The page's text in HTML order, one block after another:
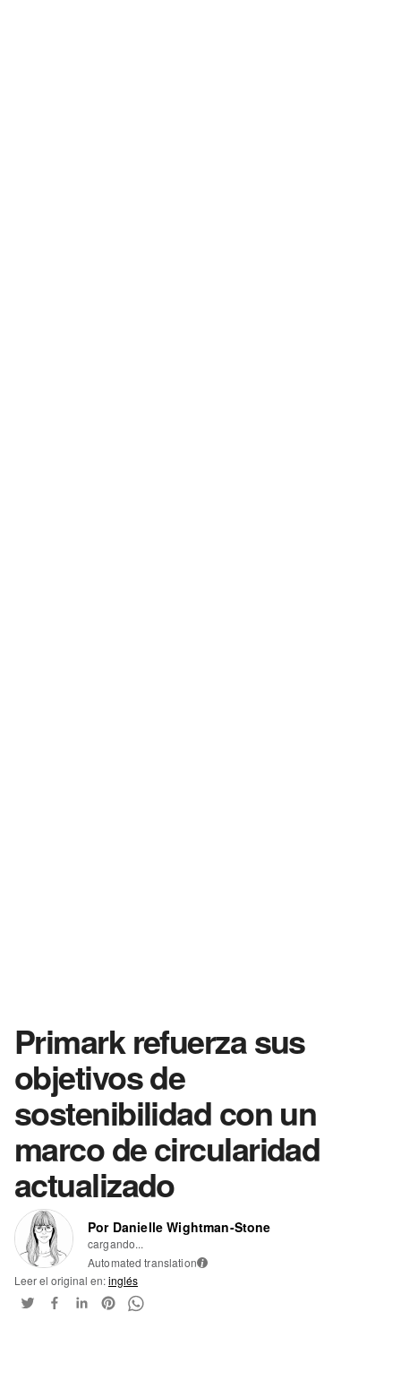
Primark refuerza sus
objetivos de
sostenibilidad con un
marco de circularidad
actualizado
Por Danielle Wightman-Stone
cargando...
Automated translation i
Leer el original en:inglés